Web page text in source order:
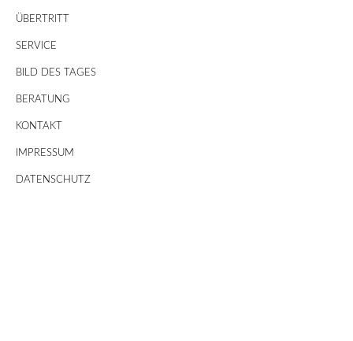
ÜBERTRITT
SERVICE
BILD DES TAGES
BERATUNG
KONTAKT
IMPRESSUM
DATENSCHUTZ